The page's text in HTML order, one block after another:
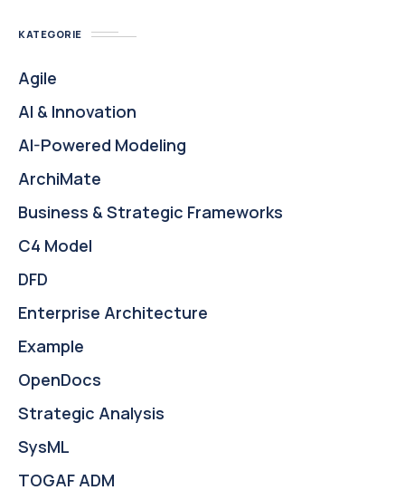
KATEGORIE
Agile
AI & Innovation
AI-Powered Modeling
ArchiMate
Business & Strategic Frameworks
C4 Model
DFD
Enterprise Architecture
Example
OpenDocs
Strategic Analysis
SysML
TOGAF ADM